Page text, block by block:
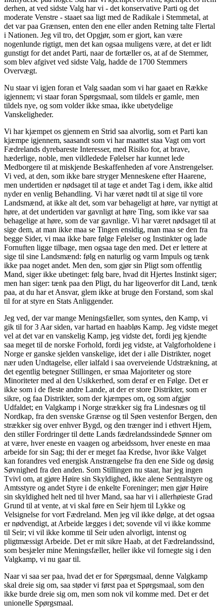
derhen, at ved sidste Valg har vi - det konservative Parti og det
moderate Venstre - staaet saa ligt med de Radikale i Stemmetal, at
det var paa Grænsen, enten den ene eller anden Retning talte Flertal
i Nationen. Jeg vil tro, det Opgjør, som er gjort, kan være
nogenlunde rigtigt, men det kan ogsaa muligens være, at det er lidt
gunstigt for det andet Parti, naar de fortæller os, at af de Stemmer,
som blev afgivet ved sidste Valg, hadde de 1700 Stemmers
Overvægt.
Nu staar vi igjen foran et Valg saadan som vi har gaaet en Række
igjennem; vi staar foran Spørgsmaal, som tildels er gamle, men
tildels nye, og som volder ikke smaa, ikke ubetydelige
Vanskeligheder.
Vi har kjæmpet os gjennem en Strid saa alvorlig, som et Parti kan
kjæmpe igjennem, saasandt som vi har maattet staa Vagt om vort
Fædrelands dyrebareste Interesser, med Risiko for, at brave,
hæderlige, noble, men vildledede Følelser har kunnet lede
Medborgere til at miskjende Beskaffenheden af vore Anstrengelser.
Vi ved, at den, som ikke bare stryger Menneskene efter Haarene,
men undertiden er nødsaget til at tage et andet Tag i dem, ikke altid
nyder en venlig Behandling. Vi har været nødt til at sige til vore
Landsmænd, at ikke alt det, som var behageligt at høre, var nyttigt at
høre, at det undertiden var gavnligt at høre Ting, som ikke var saa
behagelige at høre, som de var gavnlige. Vi har været nødsaget til at
sige dem, at man ikke maa se Tingen ensidig, man maa se den fra
begge Sider, vi maa ikke bare følge Følelser og Instinkter og lade
Fornuften ligge tilbage, men ogsaa tage den med. Det er lettere at
sige til sine Landsmænd: følg en naturlig og varm Impuls og tænk
ikke paa noget andet. Men den, som gjør sin Pligt som offentlig
Mand, siger ikke ubetinget: følg bare, hvad dit Hjertes Instinkt siger;
men han siger: tænk paa den Pligt, du har ligeoverfor dit Land, tænk
paa, at du har et Ansvar, glem ikke at bruge den Forstand, som skal
til for at styre en Stats Anliggender.
Jeg ved, der var mange Meningsfæller, som syntes, den Kamp, vi
gik til for 3 Aar siden, var hartad en haabløs Kamp. Jeg vidste meget
vel at det var en vanskelig Kamp, jeg vidste det, fordi jeg kjendte
saa meget til de norske Forhold, fordi jeg vidste, at Valgforholdene i
Norge er ganske sjelden vanskelige, idet der i alle Distrikter, noget
nær uden Undtagelse, eller ialfald i saa overveiende Udstrækning, at
det egentlig betegner Stillingen, er smaa Majoriteter og store
Minoriteter med al den Usikkerhed, som deraf er en Følge. Det er
ikke som i de fleste andre Lande, at der er store Distrikter, som er
sikre, og faa Distrikter, som der kjæmpes om, og som afgjør
Udfaldet; en Valgkamp i Norge strækker sig fra Lindesnæs og til
Nordkap, fra den svenske Grænse og til Søen vestenfor Bergen, den
strækker sig over enhver Bygd, og den trænger ind i ethvert Hjem,
den stiller Fordringer til dette Lands fædrelandssindede Sønner om
at være, hver eneste en vaagen og arbeidssom, hver eneste en maa
arbeide for sin Sag; thi der er meget faa Kredse, hvor ikke Valget
kan forandres ved energisk Anstrængelse fra den ene Side og døsig
Søvnighed fra den anden. Som Stillingen nu staar, har jeg ingen
Tvivl om, at gjøre Høire sin Skyldighed, ikke alene Sentralstyre og
Amtsstyre og andet Styre i de enkelte Foreninger; men gjør Høire
sin skyldighed helt ned til hver Mand, saa har vi i allerhøieste Grad
Grund til at vente, at vi skal føre en Seir hjem til Lykke og
Velsignelse for vort Fædreland. Men jeg vil ikke dølge, at det ogsaa
er nødvendigt, at Arbeide lægges i det; sovende vil vi ikke komme
til Seir; vi vil ikke komme til Seir uden alvorligt, intenst og
pligtmæssigt Arbeide. Det er mit sikre Haab, at det Fædrelandssind,
som besjæler mine Meningsfæller, heller ikke vil fornegte sig i den
Valgkamp, vi nu gaar til.
Naar vi saa ser paa, hvad det er for Spørgsmaal, denne Valgkamp
skal dreie sig om, saa støder vi først paa et Spørgsmaal, som den
ikke burde dreie sig om, men som nok vil komme med. Det er det
unionelle Spørgsmaal.